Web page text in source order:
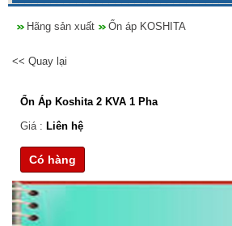
Hãng sản xuất Ổn áp KOSHITA
<< Quay lại
Ổn Áp Koshita 2 KVA 1 Pha
Giá : Liên hệ
Có hàng